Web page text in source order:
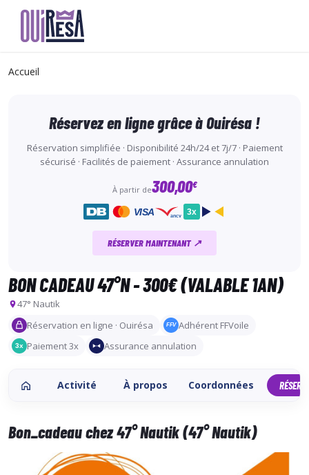
contenu
Accueil
BON CADEAU 47°N - 300€ (VALABLE 1AN)
47° Nautik
Réservation en ligne · Ouirésa
FFV Adhérent FFVoile
3x Paiement 3x Assurance annulation
Activité À propos Coordonnées
Bon_cadeau chez 47° Nautik (47° Nautik)
Réservez en ligne grâce à Ouirésa !
Réservation simplifiée · Disponibilité 24h/24 et 7j/7 · Paiement
sécurisé · Facilités de paiement · Assurance annulation
À partir de300,00€
VISA ancv 3x
RÉSERVER MAINTENANT ↗